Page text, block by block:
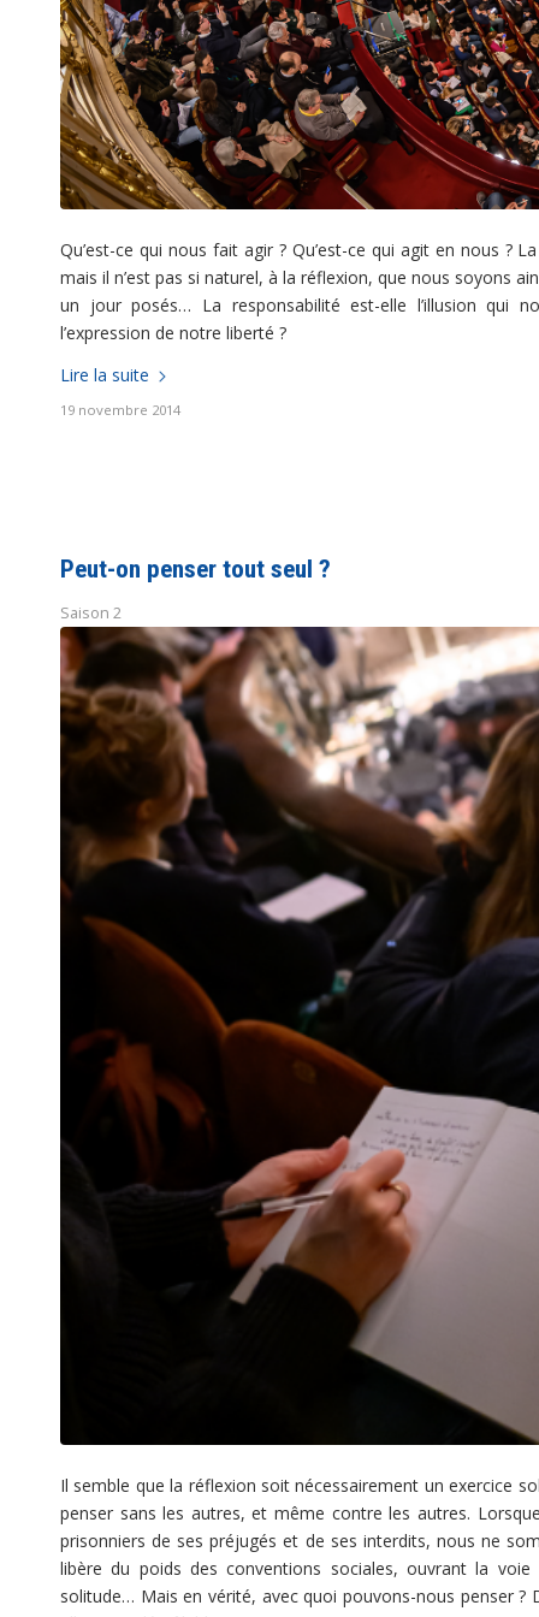
Qu’est-ce qui nous fait agir ? Qu’est-ce qui agit en nous ?
mais il n’est pas si naturel, à la réflexion, que nous soyons
un jour posés… La responsabilité est-elle l’illusion qui
l’expression de notre liberté ?
Lire la suite
19 novembre 2014
Peut-on penser tout seul ?
Saison 2
Il semble que la réflexion soit nécessairement un exercice
penser sans les autres, et même contre les autres.
prisonniers de ses préjugés et de ses interdits, nous ne
libère du poids des conventions sociales, ouvrant la
solitude… Mais en vérité, avec quoi pouvons-nous penser ?